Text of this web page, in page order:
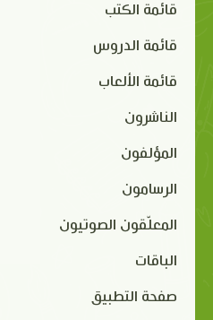
قائمة الكتب
قائمة الدروس
قائمة الألعاب
الناشرون
المؤلفون
الرسامون
المعلّقون الصوتيون
الباقات
صفحة التطبيق